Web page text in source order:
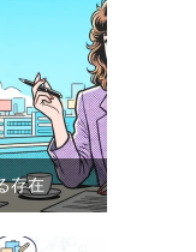
存在